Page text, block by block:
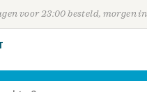
voor 23:00 besteld, morgen